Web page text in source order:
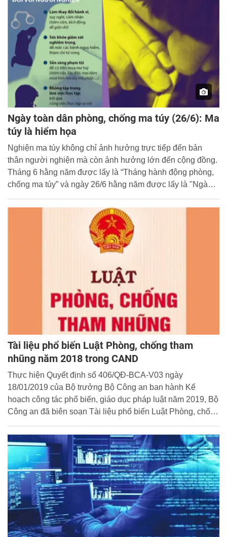
Ngày toàn dân phòng, chống ma túy (26/6): Ma
túy là hiểm họa
Nghiện ma túy không chỉ ảnh hưởng trực tiếp đến bản
thân người nghiện mà còn ảnh hưởng lớn đến cộng đồng.
Tháng 6 hằng năm được lấy là “Tháng hành động phòng,
chống ma túy” và ngày 26/6 hằng năm được lấy là "Ngày
của mọi người về tác hại của của tệ nạn ma túy và nâng
cao trách nhiệm của các ngành, các cấp, các tầng lớp
nhân dân về công tác phòng, chống ma túy.
Tài liệu phổ biến Luật Phòng, chống tham
nhũng năm 2018 trong CAND
Thực hiện Quyết định số 406/QĐ-BCA-V03 ngày
18/01/2019 của Bộ trưởng Bộ Công an ban hành Kế
hoạch công tác phổ biến, giáo dục pháp luật năm 2019, Bộ
Công an đã biên soạn Tài liệu phổ biến Luật Phòng, chống